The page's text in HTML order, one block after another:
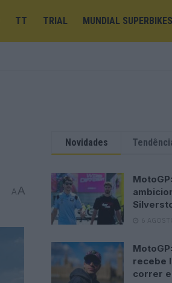
TT TRIAL MUNDIAL SUPERBIKES
AA
Novidades
6
recebe
correr